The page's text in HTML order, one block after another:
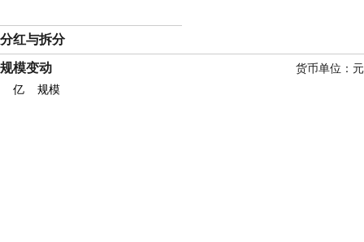
分红与拆分
规模变动
货币单位：元
亿
规模